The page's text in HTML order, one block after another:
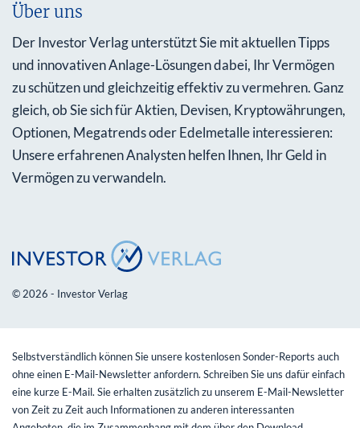
Über uns
Der Investor Verlag unterstützt Sie mit aktuellen Tipps
und innovativen Anlage-Lösungen dabei, Ihr Vermögen
zu schützen und gleichzeitig effektiv zu vermehren. Ganz
gleich, ob Sie sich für Aktien, Devisen, Kryptowährungen,
Optionen, Megatrends oder Edelmetalle interessieren:
Unsere erfahrenen Analysten helfen Ihnen, Ihr Geld in
Vermögen zu verwandeln.
© 2026 - Investor Verlag
Selbstverständlich können Sie unsere kostenlosen Sonder-Reports auch
ohne einen E-Mail-Newsletter anfordern. Schreiben Sie uns dafür einfach
eine kurze E-Mail. Sie erhalten zusätzlich zu unserem E-Mail-Newsletter
von Zeit zu Zeit auch Informationen zu anderen interessanten